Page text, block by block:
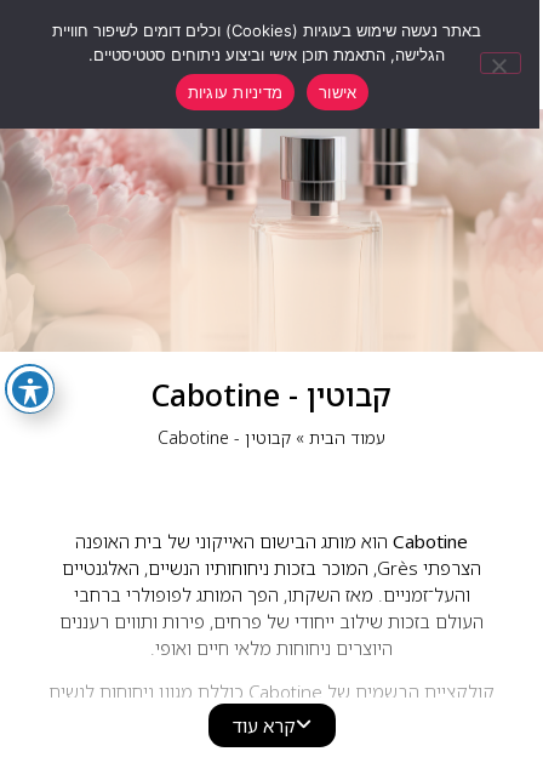
קבוטין - Cabotine
עמוד הבית» קבוטין - Cabotine
Cabotineהוא מותג הבישום האייקוני של בית האופנה
הצרפתי Grès, המוכר בזכות ניחוחותיו הנשיים, האלגנטיים
והעל־זמניים. מאז השקתו, הפך המותג לפופולרי ברחבי
העולם בזכות שילוב ייחודי של פרחים, פירות ותווים רעננים
היוצרים ניחוחות מלאי חיים ואופי.
קולקציית הבשמים של Cabotine כוללת מגוון ניחוחות לנשים
המאופיינים בסגנון רומנטי, קלאסי ואלגנטי. הבשמים מציעים
שילובים עשירים של תווים פרחוניים, ירוקים ופירותיים עם
קרא עוד
באתר נעשה שימוש בעוגיות (Cookies) וכלים דומים לשיפור חוויית
הגלישה, התאמת תוכן אישי וביצוע ניתוחים סטטיסטיים.
אישור
מדיניות עוגיות